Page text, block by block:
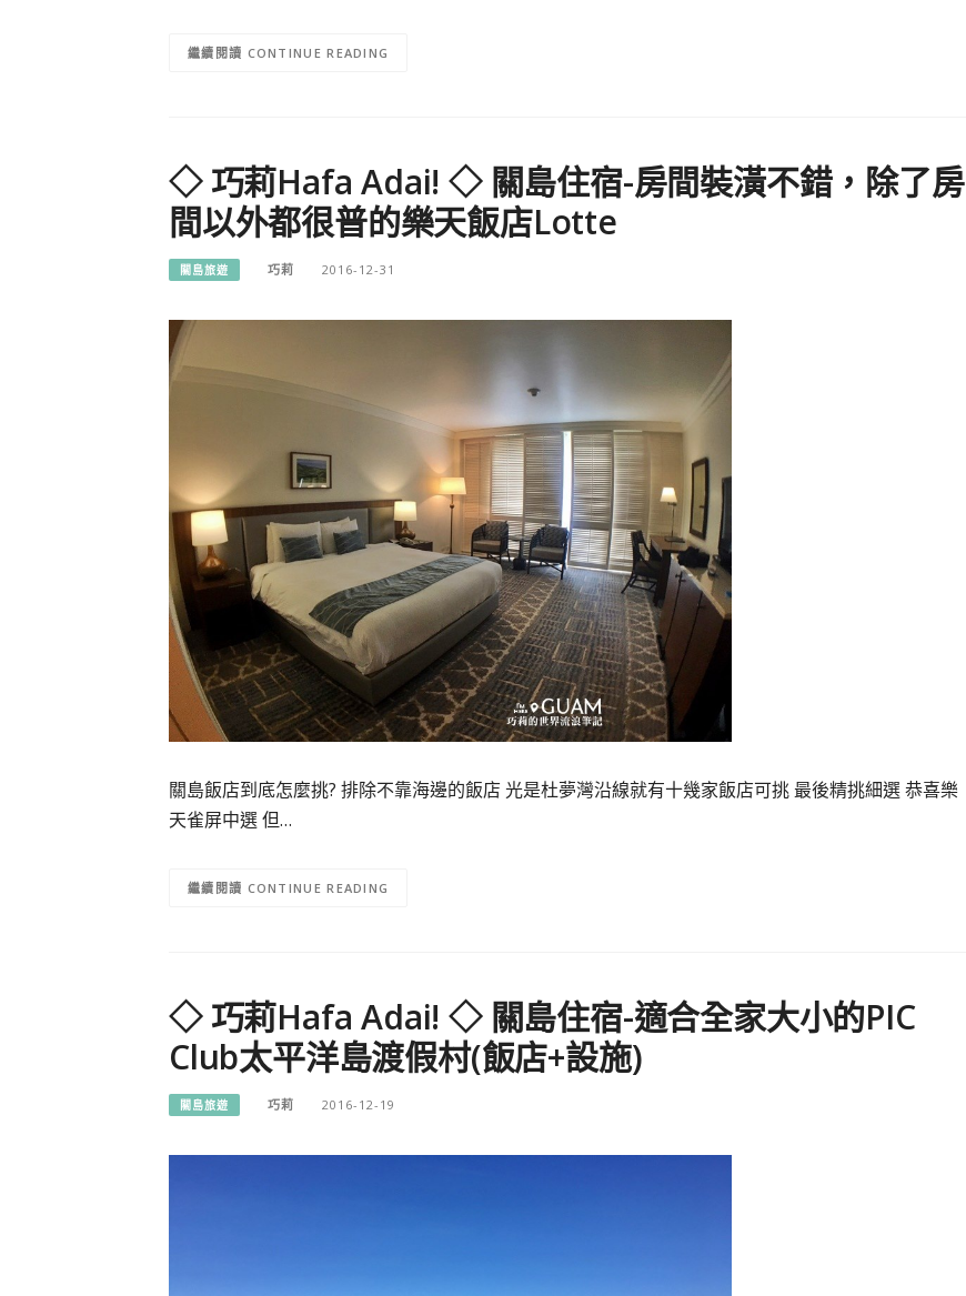
CONTINUE READING
◇ 巧莉Hafa Adai! ◇ 關島住宿-房間裝潢不錯，除了房
間以外都很普的樂天飯店Lotte
關島旅遊 巧莉 2016-12-31
關島飯店到底怎麼挑? 排除不靠海邊的飯店 光是杜夢灣沿線就有十幾家飯店可挑 最後精挑細選 恭喜樂
天雀屏中選 但…
CONTINUE READING
◇ 巧莉Hafa Adai! ◇ 關島住宿-適合全家大小的PIC
Club太平洋島渡假村(飯店+設施)
關島旅遊 巧莉 2016-12-19